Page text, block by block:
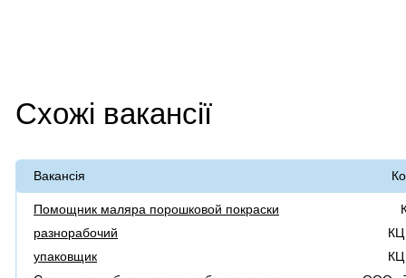
Схожі вакансії
Вакансія
Помощник маляра порошковой покраски
разнорабочий
КЦ
упаковщик
КЦ